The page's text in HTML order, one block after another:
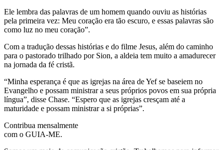
Ele lembra das palavras de um homem quando ouviu as histórias
pela primeira vez: Meu coração era tão escuro, e essas palavras são
como luz no meu coração”.
Com a tradução dessas histórias e do filme Jesus, além do caminho
para o pastorado trilhado por Sion, a aldeia tem muito a amadurecer
na jornada da fé cristã.
“Minha esperança é que as igrejas na área de Yef se baseiem no
Evangelho e possam ministrar a seus próprios povos em sua própria
língua”, disse Chase. “Espero que as igrejas cresçam até a
maturidade e possam ministrar a si próprias”.
Contribua mensalmente
com o GUIA-ME.